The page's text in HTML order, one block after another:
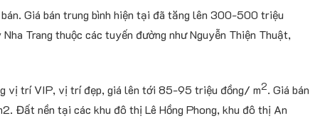
Giá bán trung bình hiện tại đã tăng lên 300-500 triệu
Trang thuộc các tuyến đường như Nguyễn Thiện Thuật,
vị trí VIP, vị trí đẹp, giá lên tới 85-95 triệu đồng/ m2. Giá bán
Đất nền tại các khu đô thị Lê Hồng Phong, khu đô thị An